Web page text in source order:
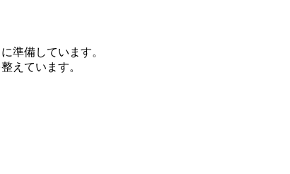
準備しています。
えています。